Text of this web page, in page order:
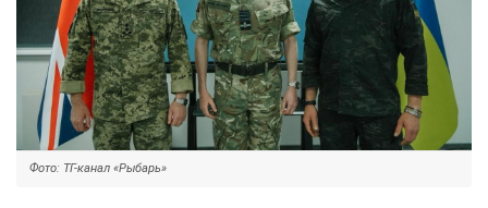
Фото: ТГ-канал «Рыбарь»